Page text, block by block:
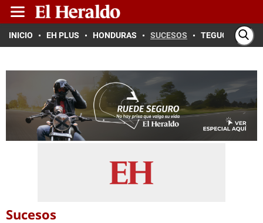
INICIO EH PLUS HONDURAS SUCESOS TEGUCIGALPA
Sucesos